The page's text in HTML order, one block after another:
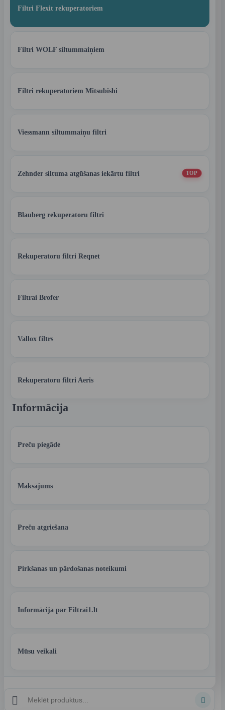
Filtri Flexit rekuperatoriem
Filtri WOLF siltummaiņiem
Filtri rekuperatoriem Mitsubishi
Viessmann siltummaiņu filtri
Zehnder siltuma atgūšanas iekārtu filtri TOP
Blauberg rekuperatoru filtri
Rekuperatoru filtri Reqnet
Filtrai Brofer
Vallox filtrs
Rekuperatoru filtri Aeris
Informācija
Preču piegāde
Maksājums
Preču atgriešana
Pirkšanas un pārdošanas noteikumi
Informācija par Filtrai1.lt
Mūsu veikali
 